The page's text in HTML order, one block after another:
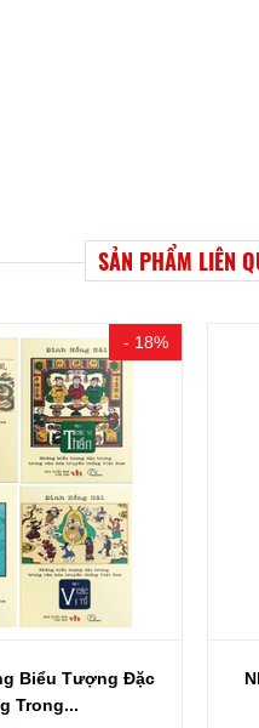
SẢN PHẨM LIÊN
- 0%
Đặc Trưng
Văn Hóa...